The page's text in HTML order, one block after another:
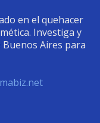
en el quehacer
Investiga y
Buenos Aires para